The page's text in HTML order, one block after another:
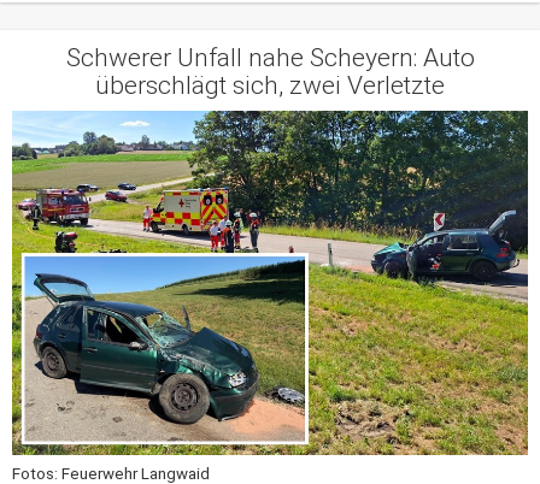
Schwerer Unfall nahe Scheyern: Auto
überschlägt sich, zwei Verletzte
Fotos: Feuerwehr Langwaid